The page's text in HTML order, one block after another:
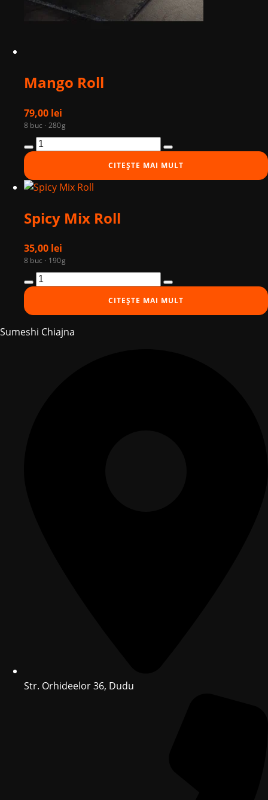
Mango Roll
79,00 lei
8 buc · 280g
Cantitate
Mango
Roll
CITEȘTE MAI MULT
Spicy Mix Roll
35,00 lei
8 buc · 190g
Cantitate
Spicy
Mix
CITEȘTE MAI MULT
Sumeshi Chiajna
Str. Orhideelor 36, Dudu